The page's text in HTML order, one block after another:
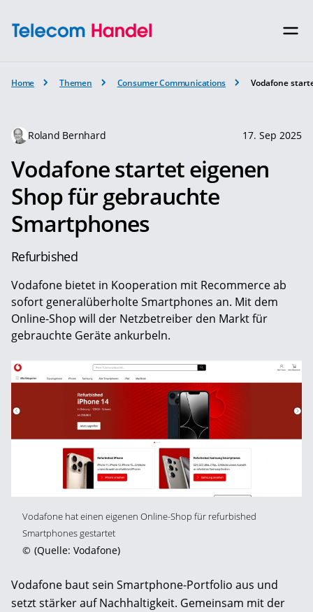
Home Themen Consumer Communications Vodafone
Roland Bernhard 17. Sep 2025
Vodafone startet eigenen
Shop für gebrauchte
Smartphones
Refurbished
Vodafone bietet in Kooperation mit Recommerce ab
sofort generalüberholte Smartphones an. Mit dem
Online-Shop will der Netzbetreiber den Markt für
gebrauchte Geräte ankurbeln.
Vodafone hat einen eigenen Online-Shop für refurbished
Smartphones gestartet
© (Quelle: Vodafone)
Vodafone baut sein Smartphone-Portfolio aus und
setzt stärker auf Nachhaltigkeit. Gemeinsam mit der